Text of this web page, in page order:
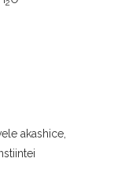
2
akashice,